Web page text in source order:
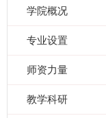
学院概况
专业设置
师资力量
教学科研